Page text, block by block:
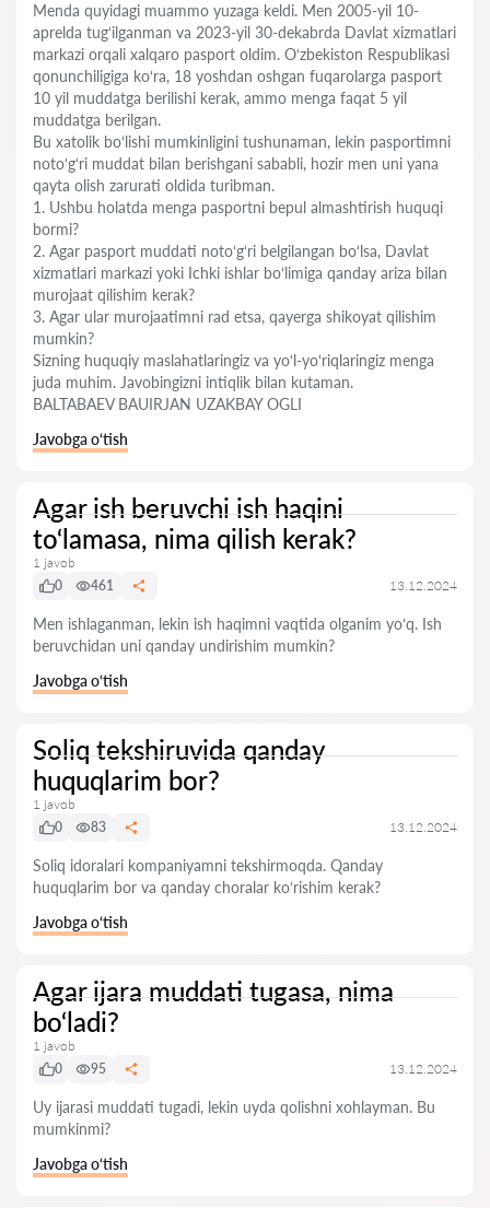
Menda quyidagi muammo yuzaga keldi. Men 2005-yil 10-
aprelda tug‘ilganman va 2023-yil 30-dekabrda Davlat xizmatlari
markazi orqali xalqaro pasport oldim. O‘zbekiston Respublikasi
qonunchiligiga ko‘ra, 18 yoshdan oshgan fuqarolarga pasport
10 yil muddatga berilishi kerak, ammo menga faqat 5 yil
muddatga berilgan.
Bu xatolik bo‘lishi mumkinligini tushunaman, lekin pasportimni
noto‘g‘ri muddat bilan berishgani sababli, hozir men uni yana
qayta olish zarurati oldida turibman.
1. Ushbu holatda menga pasportni bepul almashtirish huquqi
bormi?
2. Agar pasport muddati noto‘g‘ri belgilangan bo‘lsa, Davlat
xizmatlari markazi yoki Ichki ishlar bo‘limiga qanday ariza bilan
murojaat qilishim kerak?
3. Agar ular murojaatimni rad etsa, qayerga shikoyat qilishim
mumkin?
Sizning huquqiy maslahatlaringiz va yo‘l-yo‘riqlaringiz menga
juda muhim. Javobingizni intiqlik bilan kutaman.
BALTABAEV BAUIRJAN UZAKBAY OGLI
Javobga o‘tish
Agar ish beruvchi ish haqini
to‘lamasa, nima qilish kerak?
1 javob
0
461 13.12.2024
Men ishlaganman, lekin ish haqimni vaqtida olganim yo‘q. Ish
beruvchidan uni qanday undirishim mumkin?
Javobga o‘tish
Soliq tekshiruvida qanday
huquqlarim bor?
1 javob
0
83 13.12.2024
Soliq idoralari kompaniyamni tekshirmoqda. Qanday
huquqlarim bor va qanday choralar ko‘rishim kerak?
Javobga o‘tish
Agar ijara muddati tugasa, nima
bo‘ladi?
1 javob
0
95 13.12.2024
Uy ijarasi muddati tugadi, lekin uyda qolishni xohlayman. Bu
mumkinmi?
Javobga o‘tish